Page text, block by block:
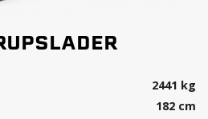
2441 kg
182 cm